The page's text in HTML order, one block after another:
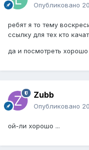
Опубликовано
ребят я то тему
ссылку для тех кто
да и посмотреть
Zubb
Опубликовано
ой-ли хорошо ...